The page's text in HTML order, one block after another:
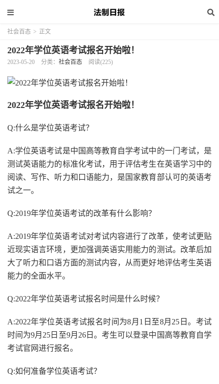
社会百态 > 正文
2022年学位英语考试报名开始啦！
2023-05-20 分类： 社会百态 阅读(225)
2022年学位英语考试报名开始啦！
Q:什么是学位英语考试？
A:学位英语考试是中国高等教育自学考试中的一门考试，是
测试英语能力的标准化考试，用于评估考生在英语学习中的
阅读、写作、听力和口语能力，是国家教育部认可的英语考
试之一。
Q:2019年学位英语考试的改革有什么影响？
A:2019年学位英语考试对考试内容进行了改革，使考试更贴
近现实语言环境，更加强调英语实用能力的测试。改革后加
大了听力和口语方面的测试内容，从而更好地评估考生英语
能力的全面水平。
Q:2022年学位英语考试报名时间是什么时候？
A:2022年学位英语考试报名时间为8月1日至8月25日。考试
时间为9月25日至9月26日。考生可以登录中国高等教育自学
考试官网进行报名。
Q:如何准备学位英语考试？